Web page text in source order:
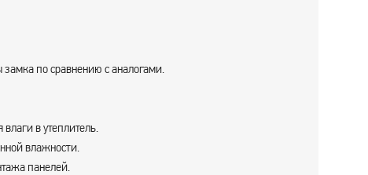
по сравнению с аналогами.
в утеплитель.
влажности.
панелей.